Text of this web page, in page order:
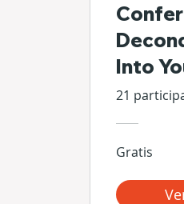
Into
Hands
21
Gratis